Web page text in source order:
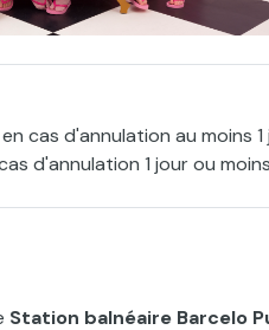
cas d'annulation au moins
d'annulation 1 jour ou
Station balnéaire Barcelo